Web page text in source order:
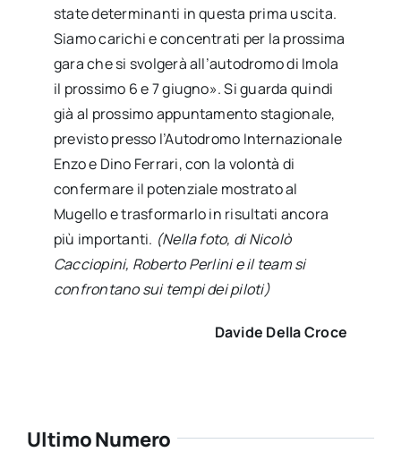
state determinanti in questa prima uscita.
Siamo carichi e concentrati per la prossima
gara che si svolgerà all’autodromo di Imola
il prossimo 6 e 7 giugno». Si guarda quindi
già al prossimo appuntamento stagionale,
previsto presso l’Autodromo Internazionale
Enzo e Dino Ferrari, con la volontà di
confermare il potenziale mostrato al
Mugello e trasformarlo in risultati ancora
più importanti. (Nella foto, di Nicolò
Cacciopini, Roberto Perlini e il team si
confrontano sui tempi dei piloti)
Davide Della Croce
Ultimo Numero